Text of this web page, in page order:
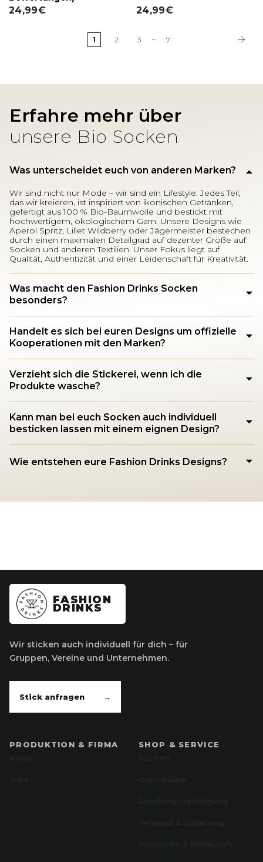
24,99€ 24,99€
1 2 3 7
Erfahre mehr über
unsere Bio Socken
Was unterscheidet euch von anderen Marken?
Wir sind nicht nur Mode – wir sind ein Lifestyle. Jedes Teil,
das wir kreieren, ist inspiriert von ikonischen Getränken,
gefertigt aus 100 % Bio-Baumwolle und bestickt mit
hochwertigem, ökologischem Garn. Unsere Designs wie
Aperol Spritz, Lillet Wildberry oder Jägermeister bestechen
durch einen maximalen Detailgrad auf dezenter Größe auf
Socken und anderen Textilien. Unser Fokus liegt auf
Qualität, Authentizität und einer Leidenschaft für Kreativität.
Was macht den Fashion Drinks Socken
besonders?
Handelt es sich bei euren Designs um offizielle
Kooperationen mit den Marken?
Verzieht sich die Stickerei, wenn ich die
Produkte wasche?
Kann man bei euch Socken auch individuell
besticken lassen mit einem eignen Design?
Wie entstehen eure Fashion Drinks Designs?
FASHION
DRINKS
Wir sticken auch individuell für dich – für
Gruppen, Vereine und Unternehmen.
Stick anfragen →
PRODUKTION & FIRMA
SHOP & SERVICE